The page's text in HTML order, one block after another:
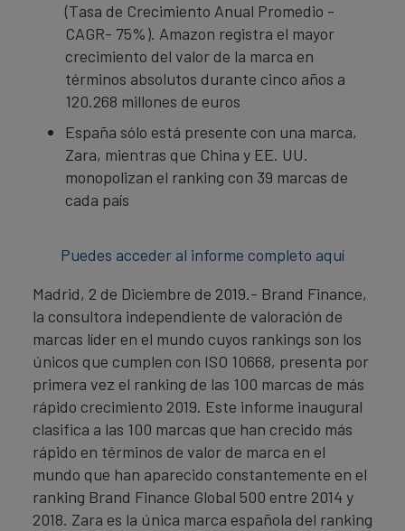
(Tasa de Crecimiento Anual Promedio -
CAGR- 75%). Amazon registra el mayor
crecimiento del valor de la marca en
términos absolutos durante cinco años a
120.268 millones de euros
España sólo está presente con una marca,
Zara, mientras que China y EE. UU.
monopolizan el ranking con 39 marcas de
cada país
Puedes acceder al informe completo aquí
Madrid, 2 de Diciembre de 2019.- Brand Finance,
la consultora independiente de valoración de
marcas líder en el mundo cuyos rankings son los
únicos que cumplen con ISO 10668, presenta por
primera vez el ranking de las 100 marcas de más
rápido crecimiento 2019. Este informe inaugural
clasifica a las 100 marcas que han crecido más
rápido en términos de valor de marca en el
mundo que han aparecido constantemente en el
ranking Brand Finance Global 500 entre 2014 y
2018. Zara es la única marca española del ranking